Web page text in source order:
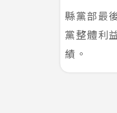
縣黨部最
黨整體利
績。